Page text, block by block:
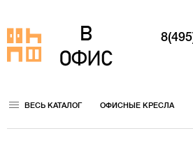
ВЕСЬ КАТАЛОГ ОФИСНЫЕ КРЕСЛА